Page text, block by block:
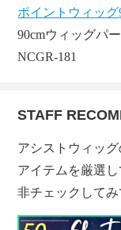
ポイントウィッグ
90cmウィッグ
NCGR-181
STAFF
アシストウィッ
アイテムを厳選
非チェックしてみ